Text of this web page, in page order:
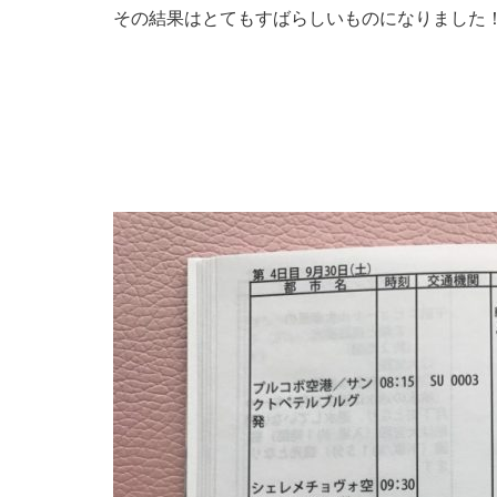
その結果はとてもすばらしいものになりました